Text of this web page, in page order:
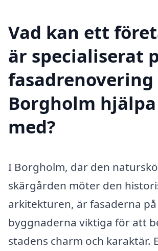
Vad kan ett
är specialiserat
fasadrenovering
Borgholm
med?
I Borgholm, där den
skärgården möter den
arkitekturen, är fasaderna på
byggnaderna viktiga för att
stadens charm och karaktär.